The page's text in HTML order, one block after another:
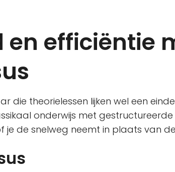
en efficiëntie
die theorielessen lijken wel een
onderwijs met gestructureerde
je de snelweg neemt in plaats van